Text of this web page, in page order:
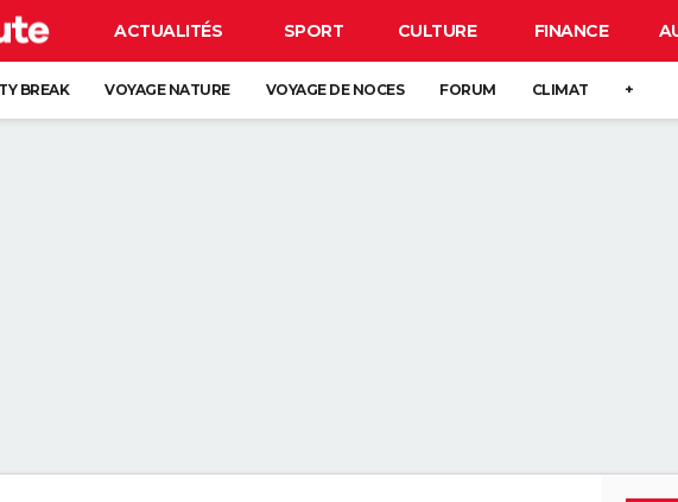
ACTUALITÉS SPORT CULTURE FINANCE
BREAK VOYAGE NATURE VOYAGE DE NOCES FORUM CLIMAT +